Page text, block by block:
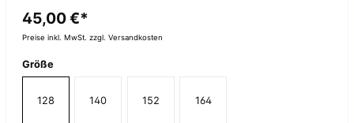
45,00 €*
Preise inkl. MwSt. zzgl. Versandkosten
Größe
128 140 152 164